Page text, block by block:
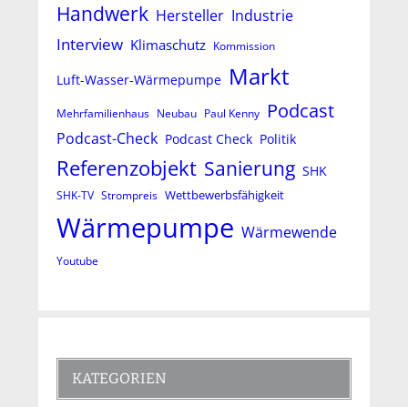
Handwerk Hersteller Industrie
Interview Klimaschutz Kommission
Luft-Wasser-Wärmepumpe Markt
Mehrfamilienhaus Neubau Paul Kenny Podcast
Podcast-Check Podcast Check Politik
Referenzobjekt Sanierung SHK
SHK-TV Strompreis Wettbewerbsfähigkeit
Wärmepumpe Wärmewende
Youtube
KATEGORIEN